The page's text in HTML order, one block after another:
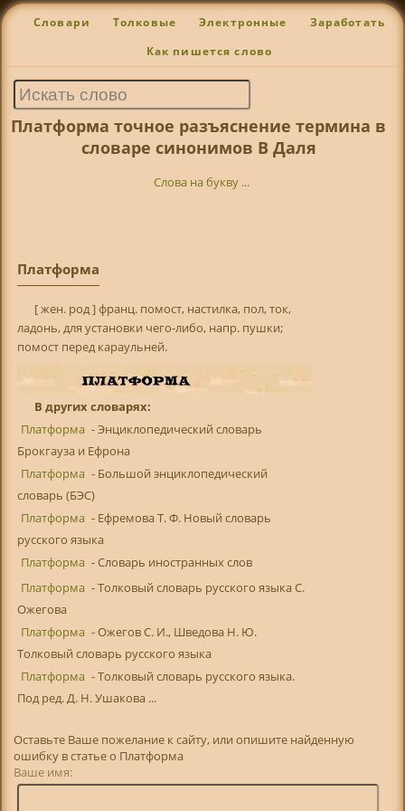
Словари Толковые Электронные Заработать
Как пишется слово
Платформа точное разъяснение термина в
словаре синонимов В Даля
Слова на букву ...
Платформа
[ жен. род ] франц. помост, настилка, пол, ток,
ладонь, для установки чего-либо, напр. пушки;
помост перед караульней.
В других словарях:
Платформа - Энциклопедический словарь
Брокгауза и Ефрона
Платформа - Большой энциклопедический
словарь (БЭС)
Платформа - Ефремова Т. Ф. Новый словарь
русского языка
Платформа - Словарь иностранных слов
Платформа - Толковый словарь русского языка С.
Ожегова
Платформа - Ожегов С. И., Шведова Н. Ю.
Толковый словарь русского языка
Платформа - Толковый словарь русского языка.
Под ред. Д. Н. Ушакова ...
Оставьте Ваше пожелание к сайту, или опишите найденную
ошибку в статье о Платформа
Ваше имя: